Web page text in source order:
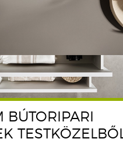
BÚTORIPARI